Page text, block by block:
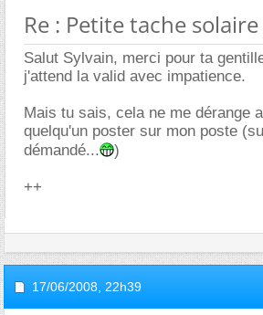
Re : Petite tache
Salut Sylvain, merci pour ta
j'attend la valid avec impatience.
Mais tu sais, cela ne me dérange
quelqu'un poster sur mon poste
démandé...
)
++
17/06/2008, 22h39